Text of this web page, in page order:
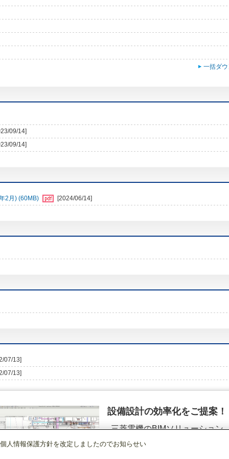
一括ダ
09/14]
09/14]
2月) (60MB) [2024/06/14]
07/13]
07/13]
設備設計の効率化をご提案！
三菱電機のBIMソリューション
（空調.換気.照明）
人情報保護方針を改定しましたのでお知らせい